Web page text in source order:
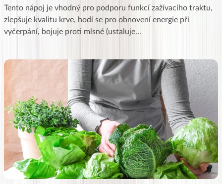
Tento nápoj je vhodný pro podporu funkcí zažívacího traktu,
zlepšuje kvalitu krve, hodí se pro obnovení energie při
vyčerpání, bojuje proti mlsné (ustaluje...